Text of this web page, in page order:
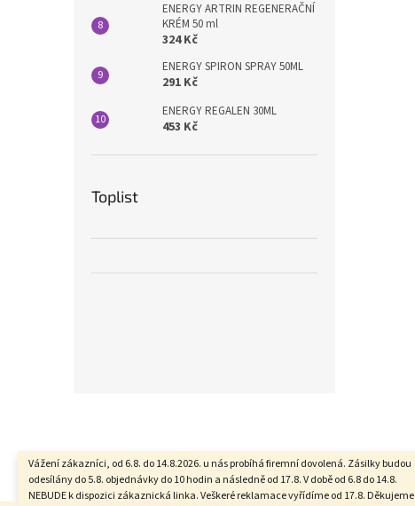
Vážení zákazníci, od 6.8. do 14.8.2026. u nás probíhá firemní dovolená. Zásilky budou
odesílány do 5.8. objednávky do 10 hodin a následně od 17.8. V době od 6.8 do 14.8.
NEBUDE k dispozici zákaznická linka. Veškeré reklamace vyřídíme od 17.8. Děkujeme
ENERGY ARTRIN REGENERAČNÍ
KRÉM 50 ml
324 Kč
ENERGY SPIRON SPRAY 50ML
291 Kč
ENERGY REGALEN 30ML
453 Kč
Toplist
í